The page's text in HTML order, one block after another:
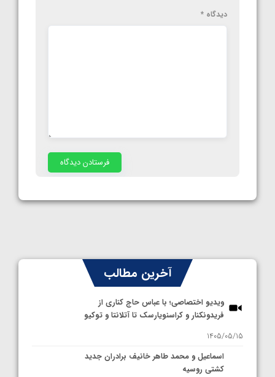
دیدگاه *
آخرین مطالب
ویدیو اختصاصی؛ با عباس حاج کناری از
فریدونکنار و کراسنویارسک تا آتلانتا و توکیو
1405/05/15
اسماعیل و محمد طاهر خانیف برادران جدید
کشتی روسیه